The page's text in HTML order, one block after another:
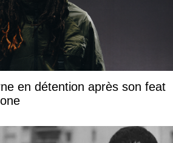
en détention après son feat